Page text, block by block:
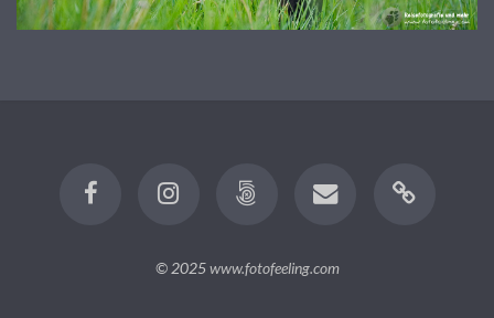
© 2025www.fotofeeling.com